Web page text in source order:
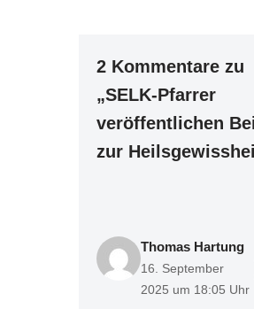
2 Kommentare zu
„SELK-Pfarrer
veröffentlichen
zur
Thomas Hartung
16. September
2025 um 18:05 Uhr